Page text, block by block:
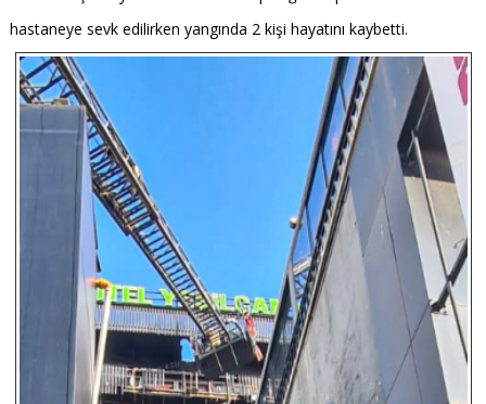
hastaneye sevk edilirken yangında 2 kişi hayatını kaybetti.